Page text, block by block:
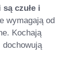
czułe i
wymagają od
Kochają
dochowują